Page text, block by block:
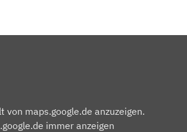
von maps.google.de anzuzeigen.
immer anzeigen